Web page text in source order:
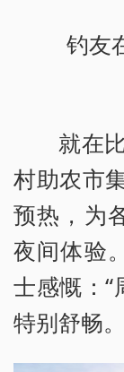
钓友
就在
村助农市
预热，为
夜间体验
士感慨：
特别舒畅